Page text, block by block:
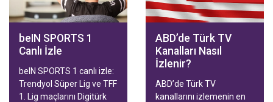
beIN SPORTS 1
Canlı İzle
beIN SPORTS 1 canlı izle:
Trendyol Süper Lig ve TFF
1. Lig maçlarını Digitürk
ABD’de Türk TV
Kanalları Nasıl
İzlenir?
ABD’de Türk TV
kanallarını izlemenin en